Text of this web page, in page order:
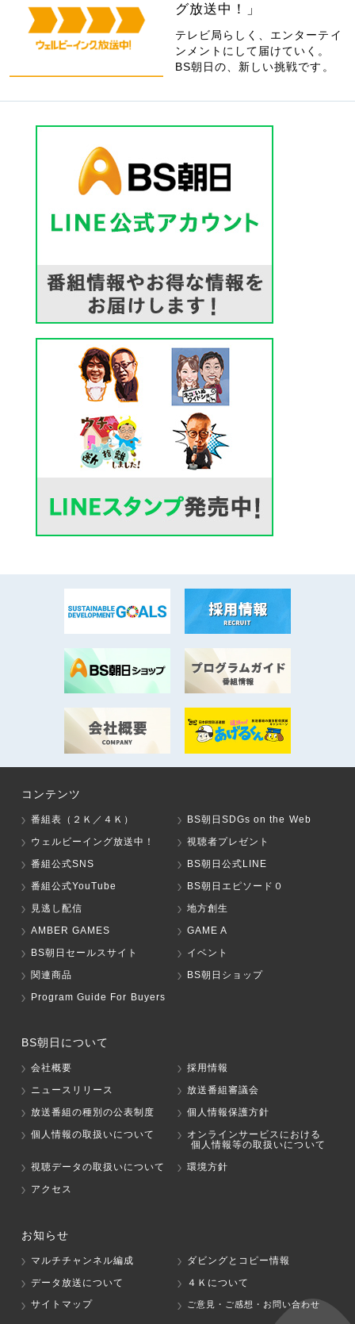
グ放送中！」
テレビ局らしく、エンターテイ
ンメントにして届けていく。
BS朝日の、新しい挑戦です。
コンテンツ
番組表（２Ｋ／４Ｋ）
BS朝日SDGs on the Web
ウェルビーイング放送中！
視聴者プレゼント
番組公式SNS
BS朝日公式LINE
番組公式YouTube
BS朝日エピソード０
見逃し配信
地方創生
AMBER GAMES
GAME A
BS朝日セールスサイト
イベント
関連商品
BS朝日ショップ
Program Guide For Buyers
BS朝日について
会社概要
採用情報
ニュースリリース
放送番組審議会
放送番組の種別の公表制度
個人情報保護方針
個人情報の取扱いについて
オンラインサービスにおける
個人情報等の取扱いについて
視聴データの取扱いについて
環境方針
アクセス
お知らせ
マルチチャンネル編成
ダビングとコピー情報
データ放送について
４Ｋについて
サイトマップ
ご意見・ご感想・お問い合わせ